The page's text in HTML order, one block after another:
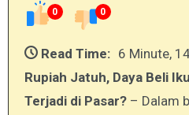
0 0
Read Time: 6 Minute,
Rupiah Jatuh, Daya Beli Ikut Terkuras: Apa yang
Terjadi di Pasar?– Dalam